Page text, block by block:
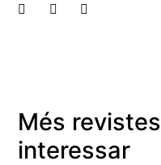
Més
interessar